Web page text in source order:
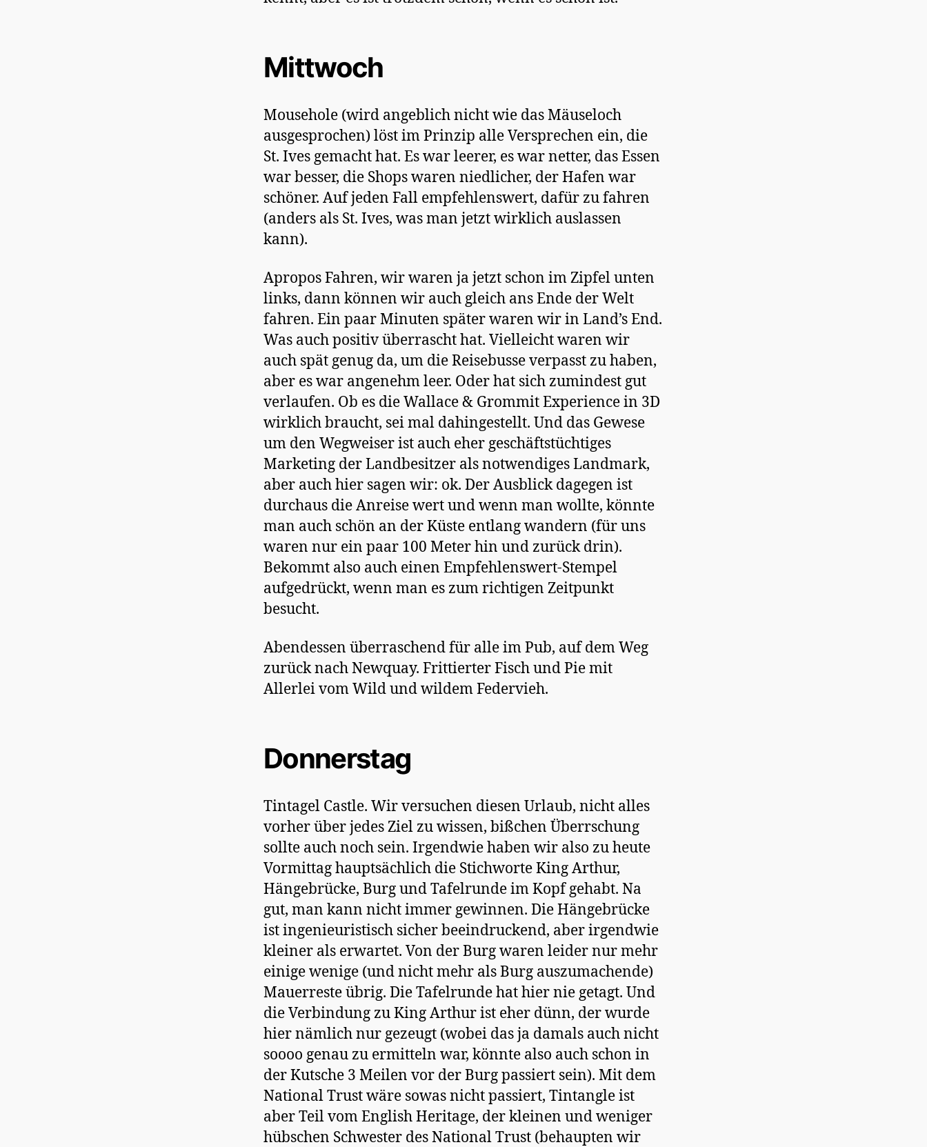
Mittwoch
Mousehole (wird angeblich nicht wie das Mäuseloch
ausgesprochen) löst im Prinzip alle Versprechen ein, die
St. Ives gemacht hat. Es war leerer, es war netter, das Essen
war besser, die Shops waren niedlicher, der Hafen war
schöner. Auf jeden Fall empfehlenswert, dafür zu fahren
(anders als St. Ives, was man jetzt wirklich auslassen
kann).
Apropos Fahren, wir waren ja jetzt schon im Zipfel unten
links, dann können wir auch gleich ans Ende der Welt
fahren. Ein paar Minuten später waren wir in Land’s End.
Was auch positiv überrascht hat. Vielleicht waren wir
auch spät genug da, um die Reisebusse verpasst zu haben,
aber es war angenehm leer. Oder hat sich zumindest gut
verlaufen. Ob es die Wallace & Grommit Experience in 3D
wirklich braucht, sei mal dahingestellt. Und das Gewese
um den Wegweiser ist auch eher geschäftstüchtiges
Marketing der Landbesitzer als notwendiges Landmark,
aber auch hier sagen wir: ok. Der Ausblick dagegen ist
durchaus die Anreise wert und wenn man wollte, könnte
man auch schön an der Küste entlang wandern (für uns
waren nur ein paar 100 Meter hin und zurück drin).
Bekommt also auch einen Empfehlenswert-Stempel
aufgedrückt, wenn man es zum richtigen Zeitpunkt
besucht.
Abendessen überraschend für alle im Pub, auf dem Weg
zurück nach Newquay. Frittierter Fisch und Pie mit
Allerlei vom Wild und wildem Federvieh.
Donnerstag
Tintagel Castle. Wir versuchen diesen Urlaub, nicht alles
vorher über jedes Ziel zu wissen, bißchen Überrschung
sollte auch noch sein. Irgendwie haben wir also zu heute
Vormittag hauptsächlich die Stichworte King Arthur,
Hängebrücke, Burg und Tafelrunde im Kopf gehabt. Na
gut, man kann nicht immer gewinnen. Die Hängebrücke
ist ingenieuristisch sicher beeindruckend, aber irgendwie
kleiner als erwartet. Von der Burg waren leider nur mehr
einige wenige (und nicht mehr als Burg auszumachende)
Mauerreste übrig. Die Tafelrunde hat hier nie getagt. Und
die Verbindung zu King Arthur ist eher dünn, der wurde
hier nämlich nur gezeugt (wobei das ja damals auch nicht
soooo genau zu ermitteln war, könnte also auch schon in
der Kutsche 3 Meilen vor der Burg passiert sein). Mit dem
National Trust wäre sowas nicht passiert, Tintangle ist
aber Teil vom English Heritage, der kleinen und weniger
hübschen Schwester des National Trust (behaupten wir